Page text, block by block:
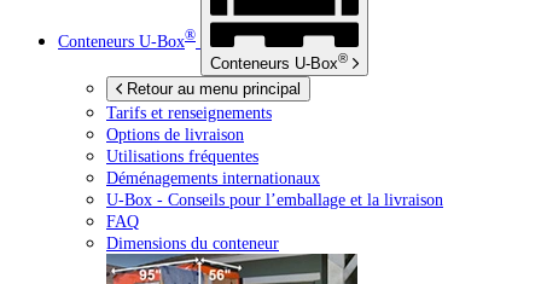
Conteneurs U-Box®
Conteneurs U-Box®
Retour au menu principal
Tarifs et renseignements
Options de livraison
Utilisations fréquentes
Déménagements internationaux
U-Box - Conseils pour l’emballage et la livraison
FAQ
Dimensions du conteneur